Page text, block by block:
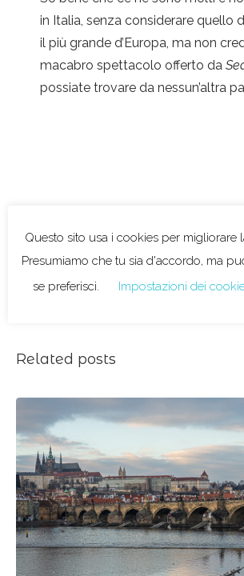
in Italia, senza considerare quello
il più grande d’Europa, ma non
macabro spettacolo offerto da
possiate trovare da nessun’altra
0 LIKES
Related posts